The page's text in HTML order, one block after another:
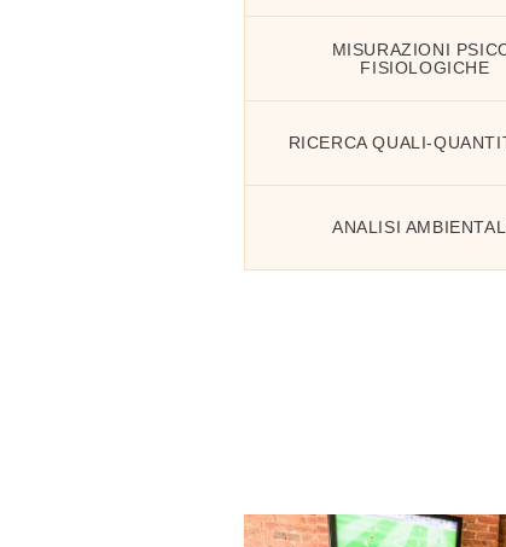
MISURAZIONI
FISIOLOGICHE
RICERCA QUALI-
ANALISI